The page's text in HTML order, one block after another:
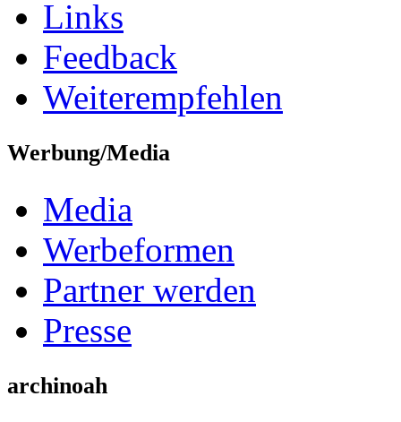
Links
Feedback
Weiterempfehlen
Werbung/Media
Media
Werbeformen
Partner werden
Presse
archinoah